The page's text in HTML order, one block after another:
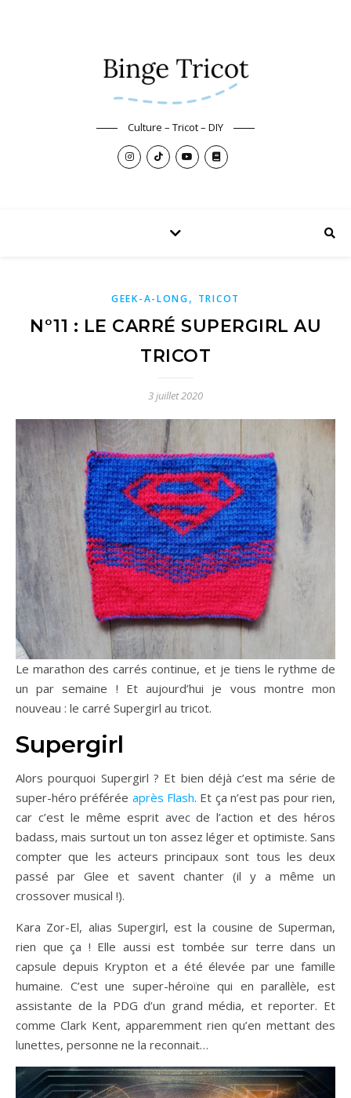
Culture – Tricot – DIY
GEEK-A-LONG, TRICOT
N°11 : LE CARRÉ SUPERGIRL AU
TRICOT
3 juillet 2020
Le marathon des carrés continue, et je tiens le rythme de
un par semaine ! Et aujourd’hui je vous montre mon
nouveau : le carré Supergirl au tricot.
Supergirl
Alors pourquoi Supergirl ? Et bien déjà c’est ma série de
super-héro préférée après Flash. Et ça n’est pas pour rien,
car c’est le même esprit avec de l’action et des héros
badass, mais surtout un ton assez léger et optimiste. Sans
compter que les acteurs principaux sont tous les deux
passé par Glee et savent chanter (il y a même un
crossover musical !).
Kara Zor-El, alias Supergirl, est la cousine de Superman,
rien que ça ! Elle aussi est tombée sur terre dans un
capsule depuis Krypton et a été élevée par une famille
humaine. C’est une super-héroïne qui en parallèle, est
assistante de la PDG d’un grand média, et reporter. Et
comme Clark Kent, apparemment rien qu’en mettant des
lunettes, personne ne la reconnait…